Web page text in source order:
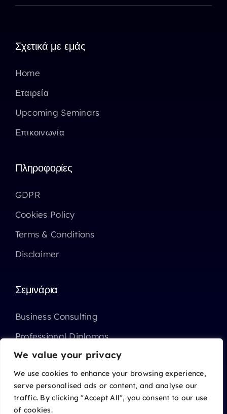
We value your privacy
We use cookies to enhance your browsing experience,
serve personalised ads or content, and analyse our
traffic. By clicking "Accept All", you consent to our use
of cookies.
Σχετικά με εμάς
Home
Εταιρεία
Upcoming Seminars
Επικοινωνία
Πληροφορίες
GDPR
Cookies Policy
Terms & Conditions
Disclaimer
Σεμινάρια
Business Consulting
Professional Diplomas
Επιχορηγημένα Σεμινάρια ΑΝΑΔ